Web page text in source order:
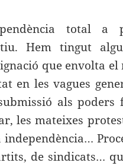
total a
Hem tingut
que envolta
en les vagues
als poders
les mateixes
de sindicats…